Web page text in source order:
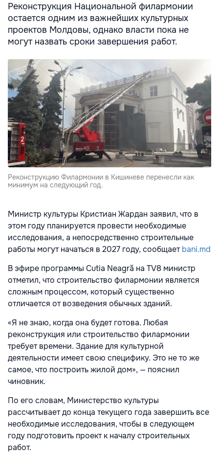
Реконструкция Национальной филармонии
остается одним из важнейших культурных
проектов Молдовы, однако власти пока не
могут назвать сроки завершения работ.
Реконструкцию Филармонии в Кишиневе перенесли как
минимум на следующий год.
Министр культуры Кристиан Жардан заявил, что в
этом году планируется провести необходимые
исследования, а непосредственно строительные
работы могут начаться в 2027 году, сообщаетbani.md
В эфире программы Cutia Neagră на TV8 министр
отметил, что строительство филармонии является
сложным процессом, который существенно
отличается от возведения обычных зданий.
«Я не знаю, когда она будет готова. Любая
реконструкция или строительство филармонии
требует времени. Здание для культурной
деятельности имеет свою специфику. Это не то же
самое, что построить жилой дом», — пояснил
чиновник.
По его словам, Министерство культуры
рассчитывает до конца текущего года завершить все
необходимые исследования, чтобы в следующем
году подготовить проект к началу строительных
работ.